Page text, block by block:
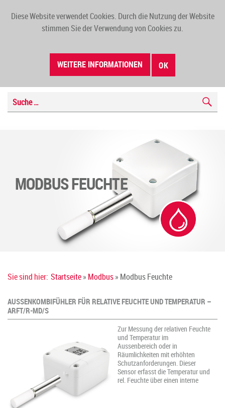
Diese Website verwendet Cookies. Durch die Nutzung der Website
stimmen Sie der Verwendung von Cookies zu.
WEITERE INFORMATIONEN OK
MODBUS FEUCHTE
Sie sind hier: Startseite» Modbus» Modbus Feuchte
AUSSENKOMBIFÜHLER FÜR RELATIVE FEUCHTE UND TEMPERATUR –
ARFT/R-MD/S
Zur Messung der relativen Feuchte
und Temperatur im
Aussenbereich oder in
Räumlichkeiten mit erhöhten
Schutzanforderungen. Dieser
Sensor erfasst die Temperatur und
rel. Feuchte über einen interne